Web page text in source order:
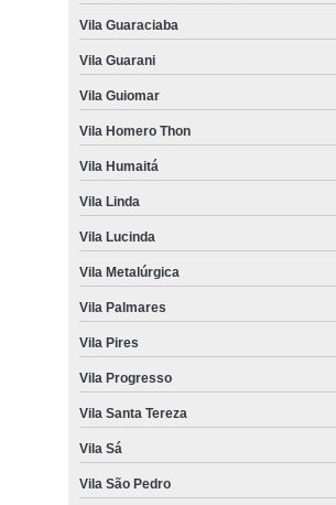
Vila Guaraciaba
Vila Guarani
Vila Guiomar
Vila Homero Thon
Vila Humaitá
Vila Linda
Vila Lucinda
Vila Metalúrgica
Vila Palmares
Vila Pires
Vila Progresso
Vila Santa Tereza
Vila Sá
Vila São Pedro